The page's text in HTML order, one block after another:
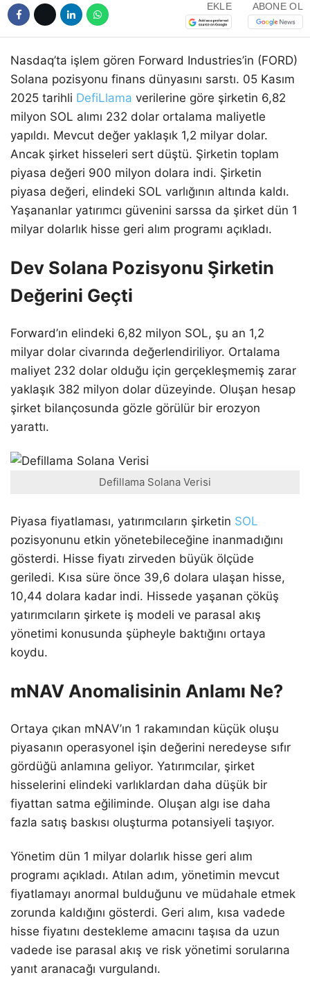
EKLE ABONE OL
Nasdaq’ta işlem gören Forward Industries’in (FORD)
Solana pozisyonu finans dünyasını sarstı. 05 Kasım
2025 tarihli DefiLlama verilerine göre şirketin 6,82
milyon SOL alımı 232 dolar ortalama maliyetle
yapıldı. Mevcut değer yaklaşık 1,2 milyar dolar.
Ancak şirket hisseleri sert düştü. Şirketin toplam
piyasa değeri 900 milyon dolara indi. Şirketin
piyasa değeri, elindeki SOL varlığının altında kaldı.
Yaşananlar yatırımcı güvenini sarssa da şirket dün 1
milyar dolarlık hisse geri alım programı açıkladı.
Dev Solana Pozisyonu Şirketin
Değerini Geçti
Forward’ın elindeki 6,82 milyon SOL, şu an 1,2
milyar dolar civarında değerlendiriliyor. Ortalama
maliyet 232 dolar olduğu için gerçekleşmemiş zarar
yaklaşık 382 milyon dolar düzeyinde. Oluşan hesap
şirket bilançosunda gözle görülür bir erozyon
yarattı.
Defillama Solana Verisi
Piyasa fiyatlaması, yatırımcıların şirketin SOL
pozisyonunu etkin yönetebileceğine inanmadığını
gösterdi. Hisse fiyatı zirveden büyük ölçüde
geriledi. Kısa süre önce 39,6 dolara ulaşan hisse,
10,44 dolara kadar indi. Hissede yaşanan çöküş
yatırımcıların şirkete iş modeli ve parasal akış
yönetimi konusunda şüpheyle baktığını ortaya
koydu.
mNAV Anomalisinin Anlamı Ne?
Ortaya çıkan mNAV’ın 1 rakamından küçük oluşu
piyasanın operasyonel işin değerini neredeyse sıfır
gördüğü anlamına geliyor. Yatırımcılar, şirket
hisselerini elindeki varlıklardan daha düşük bir
fiyattan satma eğiliminde. Oluşan algı ise daha
fazla satış baskısı oluşturma potansiyeli taşıyor.
Yönetim dün 1 milyar dolarlık hisse geri alım
programı açıkladı. Atılan adım, yönetimin mevcut
fiyatlamayı anormal bulduğunu ve müdahale etmek
zorunda kaldığını gösterdi. Geri alım, kısa vadede
hisse fiyatını destekleme amacını taşısa da uzun
vadede ise parasal akış ve risk yönetimi sorularına
yanıt aranacağı vurgulandı.